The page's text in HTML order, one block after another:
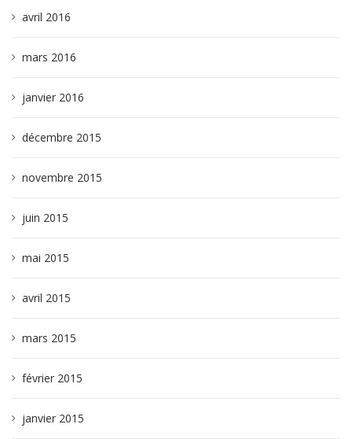
avril 2016
mars 2016
janvier 2016
décembre 2015
novembre 2015
juin 2015
mai 2015
avril 2015
mars 2015
février 2015
janvier 2015